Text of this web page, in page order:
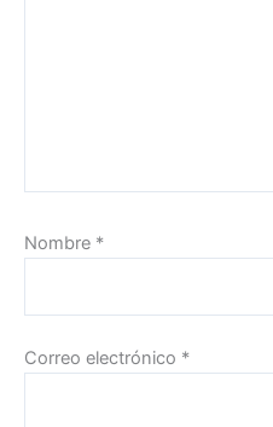
Nombre *
Correo electrónico *